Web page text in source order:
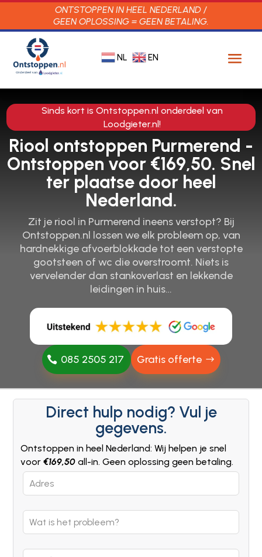
ONTSTOPPEN IN HEEL NEDERLAND /
GEEN OPLOSSING = GEEN BETALING.
NL EN
Sinds kort is Ontstoppen.nl onderdeel van
Loodgieter.nl!
Riool ontstoppen Purmerend -
Ontstoppen voor €169,50. Snel
ter plaatse door heel
Nederland.
Zit je riool in Purmerend ineens verstopt? Bij
Ontstoppen.​nl lossen we elk probleem op, van
hardnekkige afvoerblokkade tot een verstopte
gootsteen of wc die overstroomt.​ Niets is
vervelender dan stankoverlast en lekkende
leidingen in huis…
085 2505 217 Gratis offerte
Direct hulp nodig? Vul je
gegevens.
Ontstoppen in heel Nederland: Wij helpen je snel
voor€169,50 all-in. Geen oplossing geen betaling.
Leave
this
blank